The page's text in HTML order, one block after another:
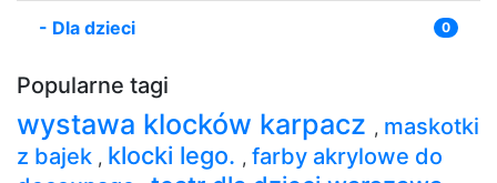
- Dla dzieci 0
Popularne tagi
wystawa klocków karpacz , maskotki
z bajek , klocki lego. , farby akrylowe do